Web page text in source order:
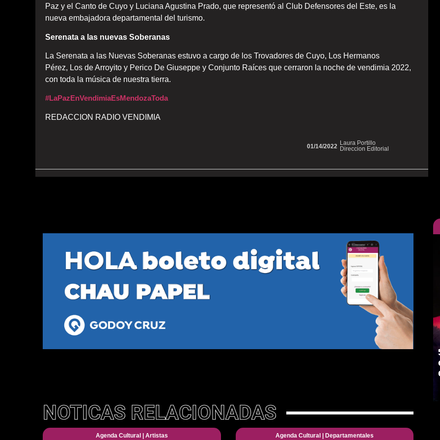
Paz y el Canto de Cuyo y Luciana Agustina Prado, que representó al Club Defensores del Este, es la
nueva embajadora departamental del turismo.
Serenata a las nuevas Soberanas
La Serenata a las Nuevas Soberanas estuvo a cargo de los Trovadores de Cuyo, Los Hermanos
Pérez, Los de Arroyito y Perico De Giuseppe y Conjunto Raíces que cerraron la noche de vendimia 2022,
con toda la música de nuestra tierra.
#LaPazEnVendimiaEsMendozaToda
REDACCION RADIO VENDIMIA
Laura Portillo
Direccion Editorial
01/14/2022
NOTICAS RELACIONADAS
Agenda Cultural Artistas Agenda Cultural Departamentales